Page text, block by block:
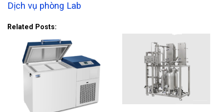
Dịch vụ phòng Lab
Related Posts: